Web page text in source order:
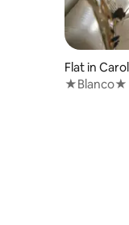
Flat in
★Blanco★